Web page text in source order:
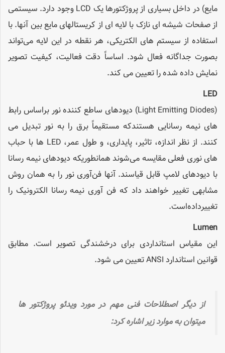
مایع) در داخل بسیاری از پروژکتورها یک LCD وجود دارد. سیستمی
از صفحات شیشه ای نازک با لایه ای از کریستالهای مایع بین آنها. با
استفاده از سیستم های الکتریکی، هر نقطه در این لایه می‌تواند
بصورت جداگانه فعال شود. اساساً دقت فعالیت، کیفیت تصویر
نمایش داده شده را تعیین می کند.
LED
(Light Emitting Diodes) دیودهای ساطع کننده نور براساس رابط
های نیمه رسانایی هستندکه مستقیماً برق را به نور تبدیل می
کنند. از نظر اندازه، تاثیر، پایداری، و طول عمر، LED ها با حباب
های نوری فعلی مقایسه می‌شوند همانطوریکه دیودهای نیمه رسانا
با دیودهای لامپ قابل قیاسند. آنها فن‌آوری نور را به همان روش
مشابهی تغییر خواهند داد که فن آوری نیمه رسانا الکترونیک را
تغییرداده‌است.
Lumen
این مقیاس استانداردی برای درخشندگی تصویر است. مطابق
قوانین استاندارد ANSI تعیین می شود.
از دیگر اصطلاحات فنی مهم در مورد ویدئو پروژکتور ها
میتوان به موارد زیر اشاره کرد: